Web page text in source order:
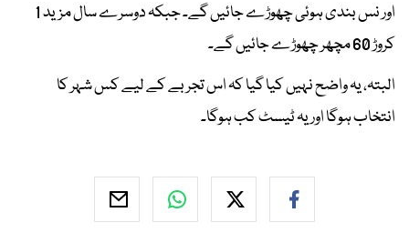
اور نس بندی ہوئی چھوڑے جائیں گے۔ جبکہ دوسرے سال مزید 1
کروڑ 60 مچھر چھوڑے جائیں گے۔
البتہ، یہ واضح نہیں کیا گیا کہ اس تجربے کے لیے کس شہر کا
انتخاب ہوگا اور یہ ٹیسٹ کب ہوگا۔